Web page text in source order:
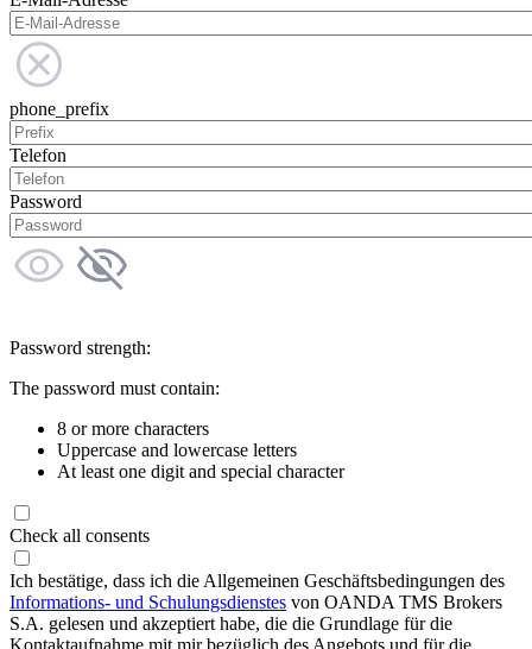
phone_prefix
Telefon
Password
Password strength:
The password must contain:
8 or more characters
Uppercase and lowercase letters
At least one digit and special character
Check all consents
Ich bestätige, dass ich die Allgemeinen Geschäftsbedingungen des
Informations- und Schulungsdienstes von OANDA TMS Brokers
S.A. gelesen und akzeptiert habe, die die Grundlage für die
Kontaktaufnahme mit mir bezüglich des Angebots und für die